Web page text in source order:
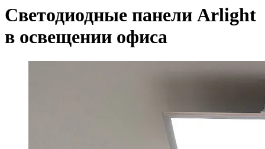
Светодиодные панели Arlight
в освещении офиса